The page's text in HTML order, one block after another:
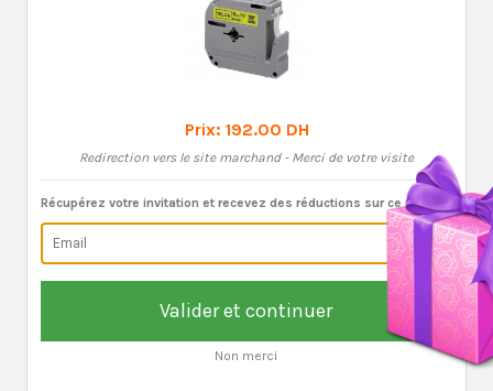
Prix: 192.00 DH
Redirection vers le site marchand - Merci de votre visite
Récupérez votre invitation et recevez des réductions sur ce produit:
Valider et continuer
Non merci